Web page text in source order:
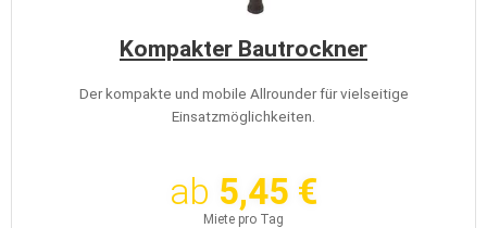
Kompakter Bautrockner
Der kompakte und mobile Allrounder für vielseitige
Einsatzmöglichkeiten.
ab 5,45 €
Miete pro Tag